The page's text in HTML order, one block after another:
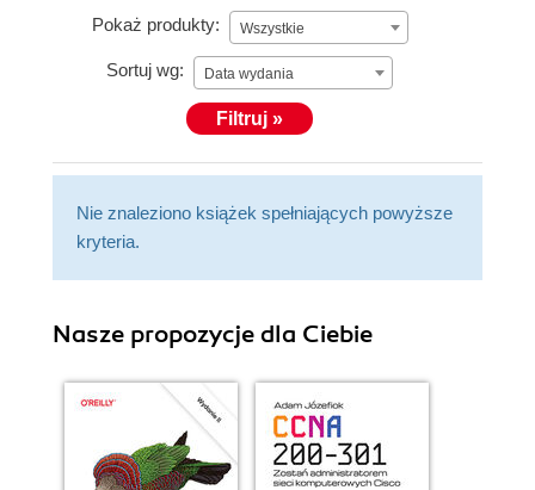
Pokaż produkty: Wszystkie
Sortuj wg: Data wydania
Filtruj »
Nie znaleziono książek spełniających powyższe
kryteria.
Nasze propozycje dla Ciebie